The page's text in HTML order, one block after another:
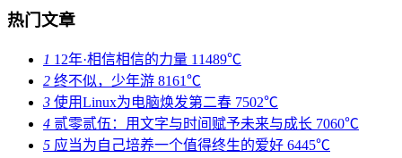
热门文章
1 12年·相信相信的力量 11489℃
2 终不似，少年游 8161℃
3 使用Linux为电脑焕发第二春 7502℃
4 贰零贰伍：用文字与时间赋予未来与成长 7060℃
5 应当为自己培养一个值得终生的爱好 6445℃